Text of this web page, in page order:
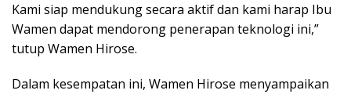
Kami siap mendukung secara aktif dan kami harap Ibu
Wamen dapat mendorong penerapan teknologi ini,”
tutup Wamen Hirose.
Dalam kesempatan ini, Wamen Hirose menyampaikan